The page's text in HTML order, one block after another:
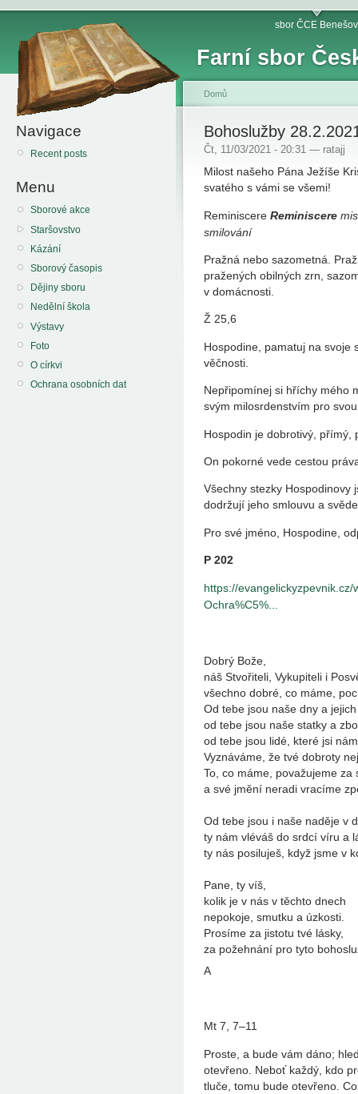
Farní sbor
sbor ČCE Benešov
Navigace
Recent posts
Menu
Sborové akce
Staršovstvo
Kázání
Sborový časopis
Dějiny sboru
Nedělní škola
Výstavy
Foto
O církvi
Ochrana osobních dat
Domů
Bohoslužby
Čt, 11/03/2021 - 20:31 — ratajj
Milost našeho Pána Ježíše
svatého s vámi se všemi!
Reminiscere Reminiscere
smilování
Pražná nebo sazometná.
pražených obilných zrn,
v domácnosti.
Ž 25,6
Hospodine, pamatuj na svoje
věčnosti.
Nepřipomínej si hříchy mého
svým milosrdenstvím pro
Hospodin je dobrotivý, přímý,
On pokorné vede cestou
Všechny stezky Hospodinovy
dodržují jeho smlouvu a
Pro své jméno, Hospodine,
P 202
https://
Ochra%C5%...
Dobrý Bože,
náš Stvořiteli, Vykupiteli i
všechno dobré, co máme,
Od tebe jsou naše dny a
od tebe jsou naše statky a
od tebe jsou lidé, které jsi
Vyznáváme, že tvé dobroty
To, co máme, považujeme za
a své jmění neradi vracíme
Od tebe jsou i naše naděje v
ty nám vléváš do srdcí víru a
ty nás posiluješ, když jsme v
Pane, ty víš,
kolik je v nás v těchto dnech
nepokoje, smutku a úzkosti.
Prosíme za jistotu tvé lásky,
za požehnání pro tyto
A
Mt 7, 7–11
Proste, a bude vám dáno;
otevřeno. Neboť každý, kdo
tluče, tomu bude otevřeno.